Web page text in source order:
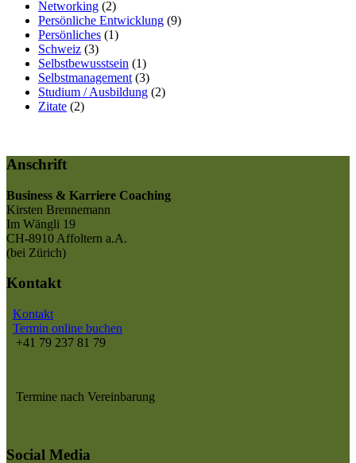
Networking (2)
Persönliche Entwicklung (9)
Persönliches (1)
Schweiz (3)
Selbstbewusstsein (1)
Selbstmanagement (3)
Studium / Ausbildung (2)
Zitate (2)
Anschrift
Business & Karriere Coaching
Kirsten Brennemann
Im Wängli 19
CH-8910 Affoltern a.A.
(bei Zürich)
Kontakt
Kontakt
Termin online buchen
+41 79 237 81 79
Termine nach Vereinbarung
Social Media